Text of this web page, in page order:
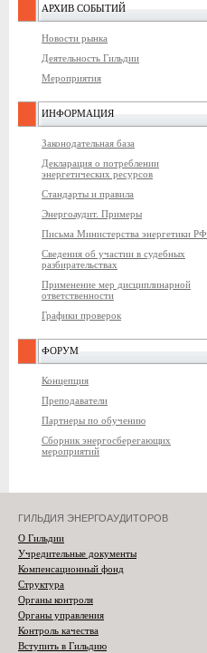
АРХИВ СОБЫТИЙ
Новости рынка
Деятельность Гильдии
Мероприятия
ИНФОРМАЦИЯ
Законодательная база
Декларация о потреблении
энергетических ресурсов
Стандарты и правила
Энергоаудит. Примеры
Письма Министерства энергетики РФ
Сведения об участии в судебных
разбирательствах
Применение мер дисциплинарной
ответственности
Графики проверок
ФОРУМ
Концепция
Преподаватели
Партнеры по обучению
Сборник энергосберегающих
мероприятий
ГИЛЬДИЯ ЭНЕРГОАУДИТОРОВ
О Гильдии
Учредительные документы
Компенсационный фонд
Структура
Органы контроля
Органы управления
Контроль качества
Вступить в Гильдию